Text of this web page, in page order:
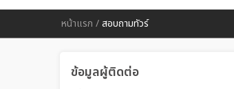
หน้าแรก /สอบถามทัวร์
ข้อมูลผู้ติดต่อ